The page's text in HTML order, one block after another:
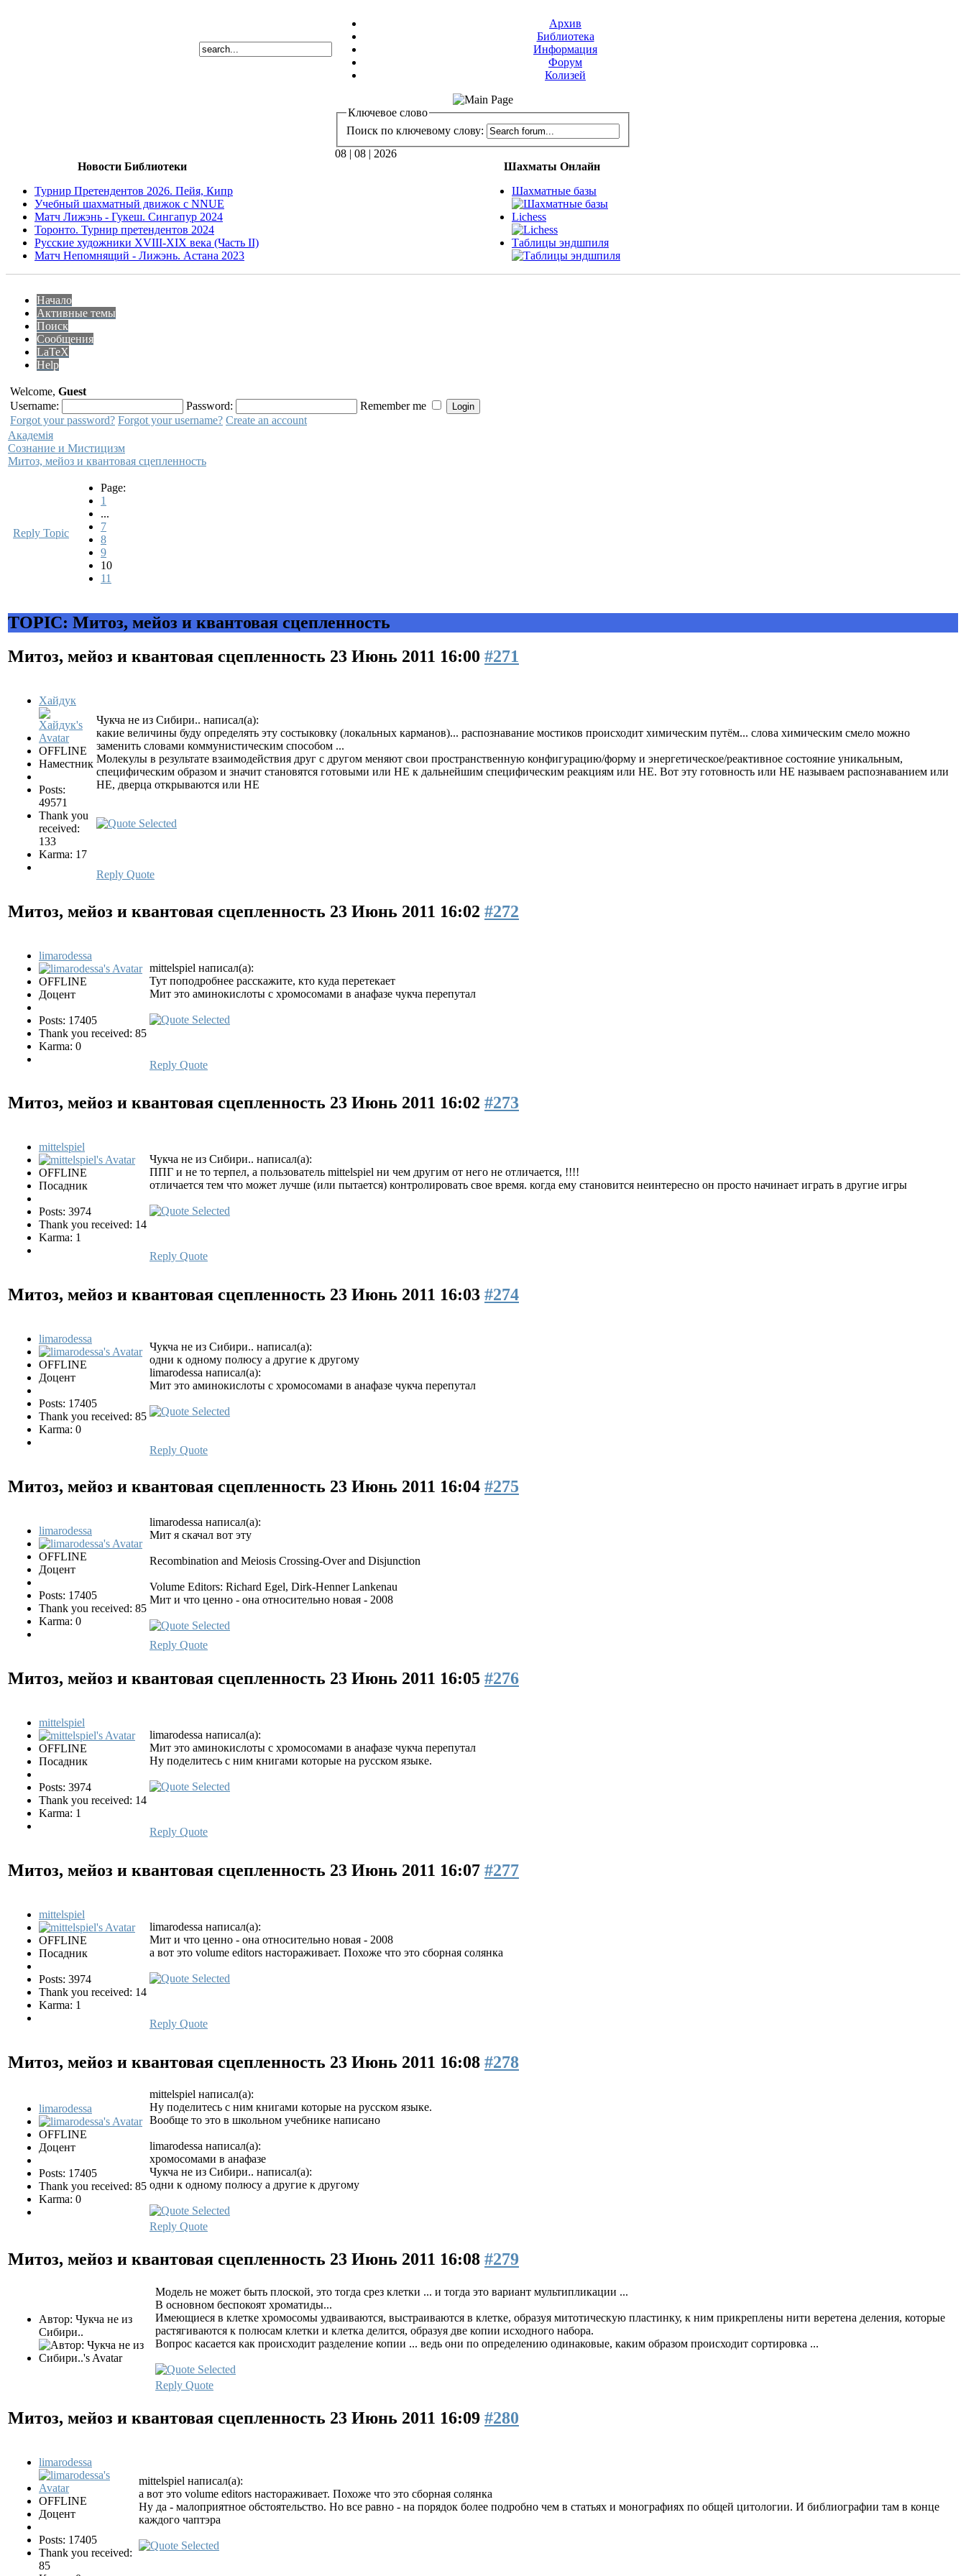
Архив
Библиотека
Информация
Форум
Колизей
Ключевое слово
Поиск по ключевому слову:
08 | 08 | 2026
Новости Библиотеки
Турнир Претендентов 2026. Пейя, Кипр
Учебный шахматный движок с NNUE
Матч Лижэнь - Гукеш. Сингапур 2024
Торонто. Турнир претендентов 2024
Русские художники XVIII-XIX века (Часть II)
Матч Непомнящий - Лижэнь. Астана 2023
Шахматы Онлайн
Шахматные базы
Lichess
Таблицы эндшпиля
Начало
Активные темы
Поиск
Сообщения
LaTeX
Help
Welcome, Guest
Username:
Password:
Remember me
Forgot your password? Forgot your username? Create an account
Академiя
Сознание и Мистицизм
Митоз, мейоз и квантовая сцепленность
Reply Topic
Page:
1
...
7
8
9
10
11
TOPIC: Митоз, мейоз и квантовая сцепленность
Митоз, мейоз и квантовая сцепленность 23 Июнь 2011 16:00 #271
Хайдук
OFFLINE
Наместник
Posts:
49571
Thank you
received:
133
Karma: 17
Чукча не из Сибири.. написал(а):
какие величины буду определять эту состыковку (локальных карманов)... распознавание мостиков происходит химическим путём... слова химическим смело можно
заменить словами коммунистическим способом ...
Молекулы в результате взаимодействия друг с другом меняют свои пространственную конфигурацию/форму и энергетическое/реактивное состояние уникальным,
специфическим образом и значит становятся готовыми или НЕ к дальнейшим специфическим реакциям или НЕ. Вот эту готовность или НЕ называем распознаванием или
НЕ, дверца открываются или НЕ
Reply Quote
Митоз, мейоз и квантовая сцепленность 23 Июнь 2011 16:02 #272
limarodessa
OFFLINE
Доцент
Posts: 17405
Thank you received: 85
Karma: 0
mittelspiel написал(а):
Тут поподробнее расскажите, кто куда перетекает
Мит это аминокислоты с хромосомами в анафазе чукча перепутал
Reply Quote
Митоз, мейоз и квантовая сцепленность 23 Июнь 2011 16:02 #273
mittelspiel
OFFLINE
Посадник
Posts: 3974
Thank you received: 14
Karma: 1
Чукча не из Сибири.. написал(а):
ППГ и не то терпел, а пользователь mittelspiel ни чем другим от него не отличается, !!!!
отличается тем что может лучше (или пытается) контролировать свое время. когда ему становится неинтересно он просто начинает играть в другие игры
Reply Quote
Митоз, мейоз и квантовая сцепленность 23 Июнь 2011 16:03 #274
limarodessa
OFFLINE
Доцент
Posts: 17405
Thank you received: 85
Karma: 0
Чукча не из Сибири.. написал(а):
одни к одному полюсу а другие к другому
limarodessa написал(а):
Мит это аминокислоты с хромосомами в анафазе чукча перепутал
Reply Quote
Митоз, мейоз и квантовая сцепленность 23 Июнь 2011 16:04 #275
limarodessa
OFFLINE
Доцент
Posts: 17405
Thank you received: 85
Karma: 0
limarodessa написал(а):
Мит я скачал вот эту
Recombination and Meiosis Crossing-Over and Disjunction
Volume Editors: Richard Egel, Dirk-Henner Lankenau
Мит и что ценно - она относительно новая - 2008
Reply Quote
Митоз, мейоз и квантовая сцепленность 23 Июнь 2011 16:05 #276
mittelspiel
OFFLINE
Посадник
Posts: 3974
Thank you received: 14
Karma: 1
limarodessa написал(а):
Мит это аминокислоты с хромосомами в анафазе чукча перепутал
Ну поделитесь с ним книгами которые на русском языке.
Reply Quote
Митоз, мейоз и квантовая сцепленность 23 Июнь 2011 16:07 #277
mittelspiel
OFFLINE
Посадник
Posts: 3974
Thank you received: 14
Karma: 1
limarodessa написал(а):
Мит и что ценно - она относительно новая - 2008
а вот это volume editors настораживает. Похоже что это сборная солянка
Reply Quote
Митоз, мейоз и квантовая сцепленность 23 Июнь 2011 16:08 #278
limarodessa
OFFLINE
Доцент
Posts: 17405
Thank you received: 85
Karma: 0
mittelspiel написал(а):
Ну поделитесь с ним книгами которые на русском языке.
Вообще то это в школьном учебнике написано
limarodessa написал(а):
хромосомами в анафазе
Чукча не из Сибири.. написал(а):
одни к одному полюсу а другие к другому
Reply Quote
Митоз, мейоз и квантовая сцепленность 23 Июнь 2011 16:08 #279
Автор: Чукча не из
Сибири..
Модель не может быть плоской, это тогда срез клетки ... и тогда это вариант мультипликации ...
В основном беспокоят хроматиды...
Имеющиеся в клетке хромосомы удваиваются, выстраиваются в клетке, образуя митотическую пластинку, к ним прикреплены нити веретена деления, которые
растягиваются к полюсам клетки и клетка делится, образуя две копии исходного набора.
Вопрос касается как происходит разделение копии ... ведь они по определению одинаковые, каким образом происходит сортировка ...
Reply Quote
Митоз, мейоз и квантовая сцепленность 23 Июнь 2011 16:09 #280
limarodessa
OFFLINE
Доцент
Posts: 17405
Thank you received:
85
mittelspiel написал(а):
а вот это volume editors настораживает. Похоже что это сборная солянка
Ну да - малоприятное обстоятельство. Но все равно - на порядок более подробно чем в статьях и монографиях по общей цитологии. И библиографии там в конце
каждого чаптэра